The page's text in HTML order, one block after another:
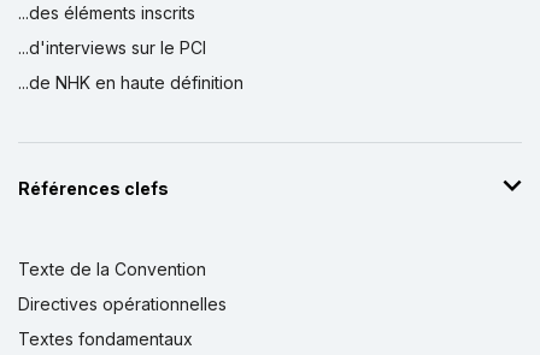
...des éléments inscrits
...d'interviews sur le PCI
...de NHK en haute définition
Références clefs
Texte de la Convention
Directives opérationnelles
Textes fondamentaux